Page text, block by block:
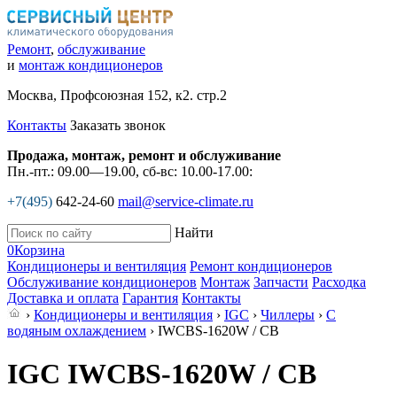
Ремонт, обслуживание
и монтаж кондиционеров
Москва, Профсоюзная 152, к2. стр.2
Контакты Заказать звонок
Продажа, монтаж, ремонт и обслуживание
Пн.-пт.: 09.00—19.00, сб-вс: 10.00-17.00:
+7(495) 642-24-60 mail@service-climate.ru
Найти
0Корзина
Кондиционеры и вентиляция Ремонт кондиционеров
Обслуживание кондиционеров Монтаж Запчасти Расходка
Доставка и оплата Гарантия Контакты
› Кондиционеры и вентиляция › IGC › Чиллеры › С
водяным охлаждением › IWCBS-1620W / CB
IGC IWCBS-1620W / CB